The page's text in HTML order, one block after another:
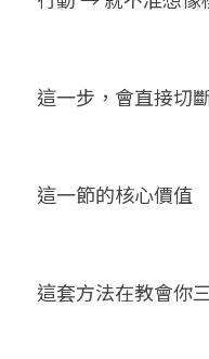
這一步，會直接切
這一節的核心價值
這套方法在教會你